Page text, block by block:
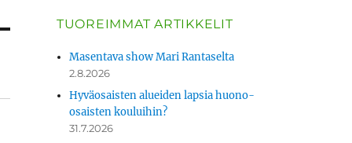
TUOREIMMAT ARTIKKELIT
Masentava show Mari Rantaselta
2.8.2026
Hyväosaisten alueiden lapsia huono-
osaisten kouluihin?
31.7.2026